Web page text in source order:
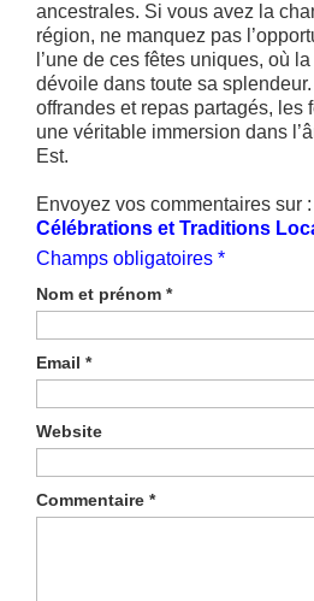
ancestrales. Si vous avez la
région, ne manquez pas
l’une de ces fêtes uniques, où
dévoile dans toute sa
offrandes et repas partagés, les
une véritable immersion dans
Est.
Envoyez vos commentaires sur :
Célébrations et Traditions
Champs obligatoires *
Nom et prénom *
Email *
Website
Commentaire *